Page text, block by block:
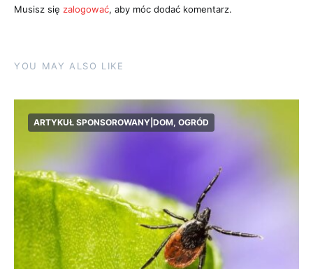
Musisz się zalogować, aby móc dodać komentarz.
YOU MAY ALSO LIKE
ARTYKUŁ SPONSOROWANY|DOM, OGRÓD